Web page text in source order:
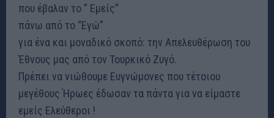
που έβαλαν το ” Εμείς”
πάνω από το “Εγώ”
για ένα και μοναδικό σκοπό: την Απελευθέρωση του
Έθνους μας από τον Τουρκικό Ζυγό.
Πρέπει να νιώθουμε Ευγνώμονες που τέτοιου
μεγέθους Ήρωες έδωσαν τα πάντα για να είμαστε
εμείς Ελεύθεροι !